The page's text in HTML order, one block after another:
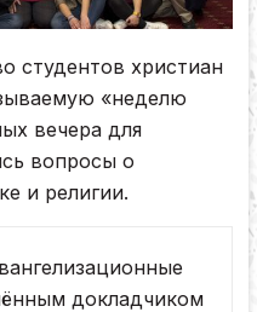
студентов христиан
«неделю
вечера для
вопросы о
и религии.
докладчиком